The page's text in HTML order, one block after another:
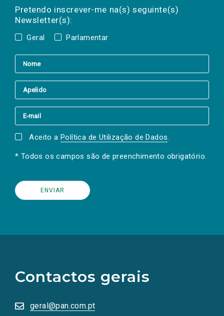
Pretendo inscrever-me na(s) seguinte(s)
Newsletter(s):
Geral Parlamentar
a(s) newsletter(s).
mail
Aceito a Política de Utilização de Dados.
* Todos os campos são de preenchimento obrigatório.
Contactos gerais
geral@pan.com.pt
redes
sociais
numa
nova